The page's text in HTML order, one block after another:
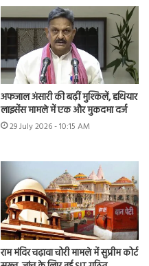
अफजाल अंसारी की बढ़ीं मुश्किलें, हथियार
लाइसेंस मामले में एक और मुकदमा दर्ज
29 July 2026 - 10:15 AM
राम मंदिर चढ़ावा चोरी मामले में सुप्रीम कोर्ट